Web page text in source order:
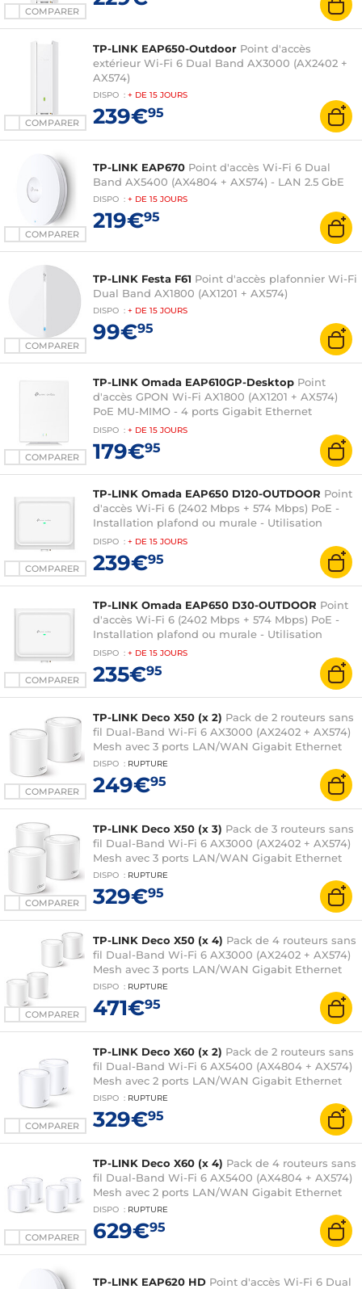
COMPARER
COMPARER
TP-LINK EAP650-Outdoor Point d'accès
extérieur Wi-Fi 6 Dual Band AX3000 (AX2402 +
AX574)
DISPO : + DE 15 JOURS
239€95
COMPARER
TP-LINK EAP670 Point d'accès Wi-Fi 6 Dual
Band AX5400 (AX4804 + AX574) - LAN 2.5 GbE
DISPO : + DE 15 JOURS
219€95
COMPARER
TP-LINK Festa F61 Point d'accès plafonnier Wi-Fi
Dual Band AX1800 (AX1201 + AX574)
DISPO : + DE 15 JOURS
99€95
COMPARER
TP-LINK Omada EAP610GP-Desktop Point
d'accès GPON Wi-Fi AX1800 (AX1201 + AX574)
PoE MU-MIMO - 4 ports Gigabit Ethernet
10/100/1000 Mbps
DISPO : + DE 15 JOURS
179€95
COMPARER
TP-LINK Omada EAP650 D120-OUTDOOR Point
d'accès Wi-Fi 6 (2402 Mbps + 574 Mbps) PoE -
Installation plafond ou murale - Utilisation
extérieure
DISPO : + DE 15 JOURS
239€95
COMPARER
TP-LINK Omada EAP650 D30-OUTDOOR Point
d'accès Wi-Fi 6 (2402 Mbps + 574 Mbps) PoE -
Installation plafond ou murale - Utilisation
extérieure
DISPO : + DE 15 JOURS
235€95
COMPARER
TP-LINK Deco X50 (x 2) Pack de 2 routeurs sans
fil Dual-Band Wi-Fi 6 AX3000 (AX2402 + AX574)
Mesh avec 3 ports LAN/WAN Gigabit Ethernet
DISPO : RUPTURE
249€95
COMPARER
TP-LINK Deco X50 (x 3) Pack de 3 routeurs sans
fil Dual-Band Wi-Fi 6 AX3000 (AX2402 + AX574)
Mesh avec 3 ports LAN/WAN Gigabit Ethernet
DISPO : RUPTURE
329€95
COMPARER
TP-LINK Deco X50 (x 4) Pack de 4 routeurs sans
fil Dual-Band Wi-Fi 6 AX3000 (AX2402 + AX574)
Mesh avec 3 ports LAN/WAN Gigabit Ethernet
DISPO : RUPTURE
471€95
COMPARER
TP-LINK Deco X60 (x 2) Pack de 2 routeurs sans
fil Dual-Band Wi-Fi 6 AX5400 (AX4804 + AX574)
Mesh avec 2 ports LAN/WAN Gigabit Ethernet
DISPO : RUPTURE
329€95
COMPARER
TP-LINK Deco X60 (x 4) Pack de 4 routeurs sans
fil Dual-Band Wi-Fi 6 AX5400 (AX4804 + AX574)
Mesh avec 2 ports LAN/WAN Gigabit Ethernet
DISPO : RUPTURE
629€95
TP-LINK EAP620 HD Point d'accès Wi-Fi 6 Dual